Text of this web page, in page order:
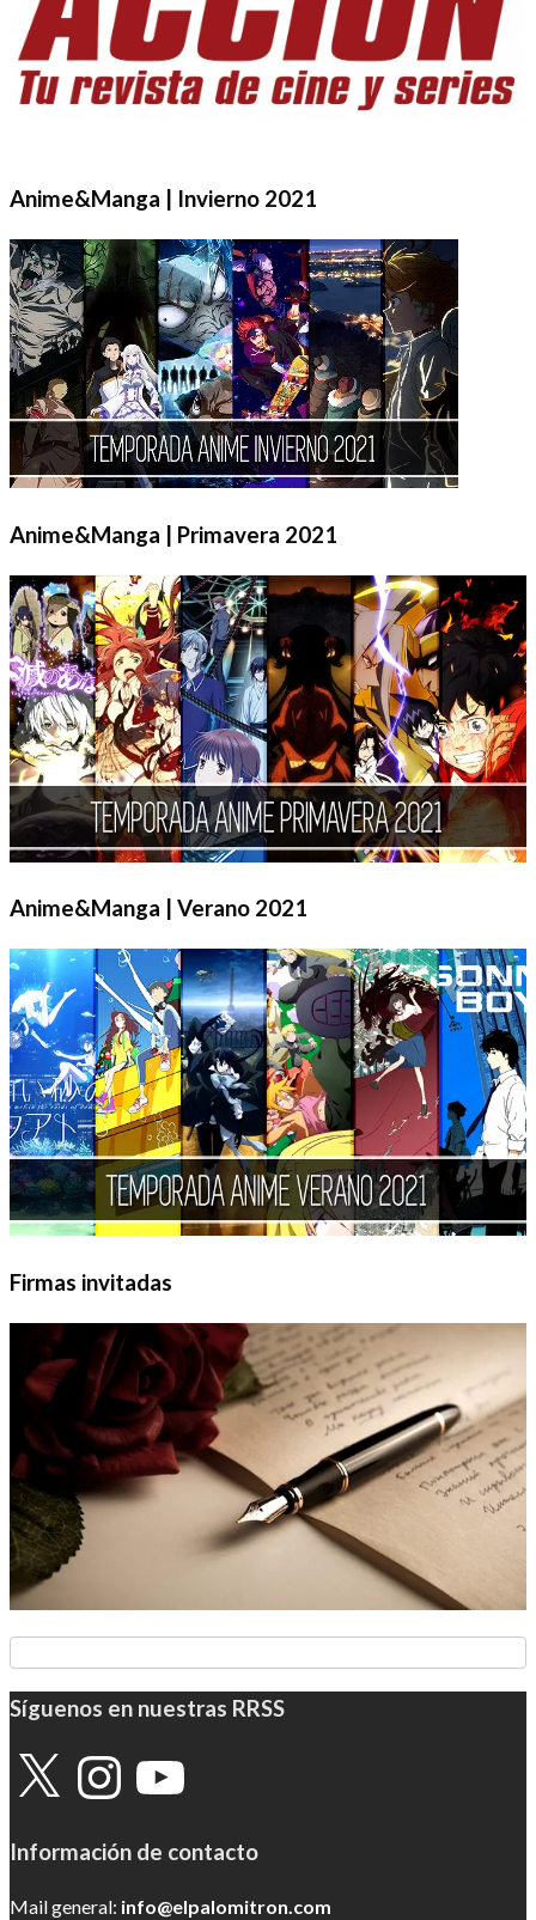
Anime&Manga | Invierno 2021
Anime&Manga | Primavera 2021
Anime&Manga | Verano 2021
Firmas invitadas
Síguenos en nuestras RRSS
X InstagramYouTube
Información de contacto
Mail general: info@elpalomitron.com